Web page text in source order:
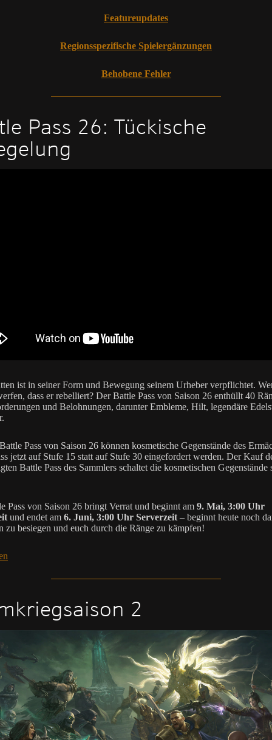
Featureupdates
Regionsspezifische Spielergänzungen
Behobene Fehler
Pass 26: Tückische
ist in seiner Form und Bewegung seinem Urheber verpflichtet.
dass er rebelliert? Der Battle Pass von Saison 26 enthüllt 40
und Belohnungen, darunter Embleme, Hilt, legendäre
Pass von Saison 26 können kosmetische Gegenstände des
jetzt auf Stufe 15 statt auf Stufe 30 eingefordert werden. Der Kauf
Battle Pass des Sammlers schaltet die kosmetischen Gegenstände
Pass von Saison 26 bringt Verrat und beginnt am 9. Mai, 3:00 Uhr
und endet am 6. Juni, 3:00 Uhr Serverzeit – beginnt heute noch
zu besiegen und euch durch die Ränge zu kämpfen!
2